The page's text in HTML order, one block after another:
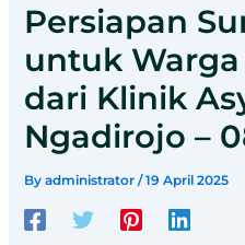
Persiapan
untuk
dari Klinik
Ngadirojo –
Byadministrator/19 April 2025